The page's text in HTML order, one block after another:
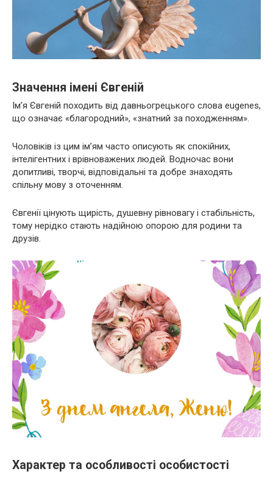
Значення імені Євгеній
Ім’я Євгеній походить від давньогрецького слова eugenes,
що означає «благородний», «знатний за походженням».
Чоловіків із цим ім’ям часто описують як спокійних,
інтелігентних і врівноважених людей. Водночас вони
допитливі, творчі, відповідальні та добре знаходять
спільну мову з оточенням.
Євгенії цінують щирість, душевну рівновагу і стабільність,
тому нерідко стають надійною опорою для родини та
друзів.
Характер та особливості особистості